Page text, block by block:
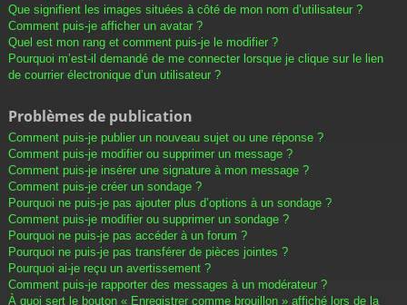
Que signifient les images situées à côté de mon nom d’utilisateur ?
Comment puis-je afficher un avatar ?
Quel est mon rang et comment puis-je le modifier ?
Pourquoi m’est-il demandé de me connecter lorsque je clique sur le lien
de courrier électronique d’un utilisateur ?
Problèmes de publication
Comment puis-je publier un nouveau sujet ou une réponse ?
Comment puis-je modifier ou supprimer un message ?
Comment puis-je insérer une signature à mon message ?
Comment puis-je créer un sondage ?
Pourquoi ne puis-je pas ajouter plus d’options à un sondage ?
Comment puis-je modifier ou supprimer un sondage ?
Pourquoi ne puis-je pas accéder à un forum ?
Pourquoi ne puis-je pas transférer de pièces jointes ?
Pourquoi ai-je reçu un avertissement ?
Comment puis-je rapporter des messages à un modérateur ?
À quoi sert le bouton « Enregistrer comme brouillon » affiché lors de la